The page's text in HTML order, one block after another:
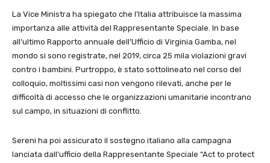
La Vice Ministra ha spiegato che l’Italia attribuisce la massima
importanza alle attività del Rappresentante Speciale. In base
all’ultimo Rapporto annuale dell’Ufficio di Virginia Gamba, nel
mondo si sono registrate, nel 2019, circa 25 mila violazioni gravi
contro i bambini. Purtroppo, è stato sottolineato nel corso del
colloquio, moltissimi casi non vengono rilevati, anche per le
difficoltà di accesso che le organizzazioni umanitarie incontrano
sul campo, in situazioni di conflitto.
Sereni ha poi assicurato il sostegno italiano alla campagna
lanciata dall’ufficio della Rappresentante Speciale “Act to protect